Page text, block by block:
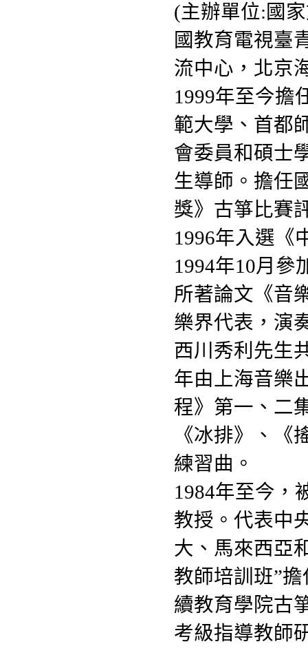
(主辦單位:國
國教育電視臺
流中心，北京
1999年至今擔
範大學、首都
會委員和碩士
生導師。擔任
獎》古箏比賽
1996年入選《
1994年10月參
所著論文《音
樂界代表，演
西川秀利先生
年由上海音樂
程》第一、二
《冰排》、《
練習曲。
1984年至今，
教授。代表中
大、馬來西亞
教師培訓班”
續教育學院古
考級指導教師